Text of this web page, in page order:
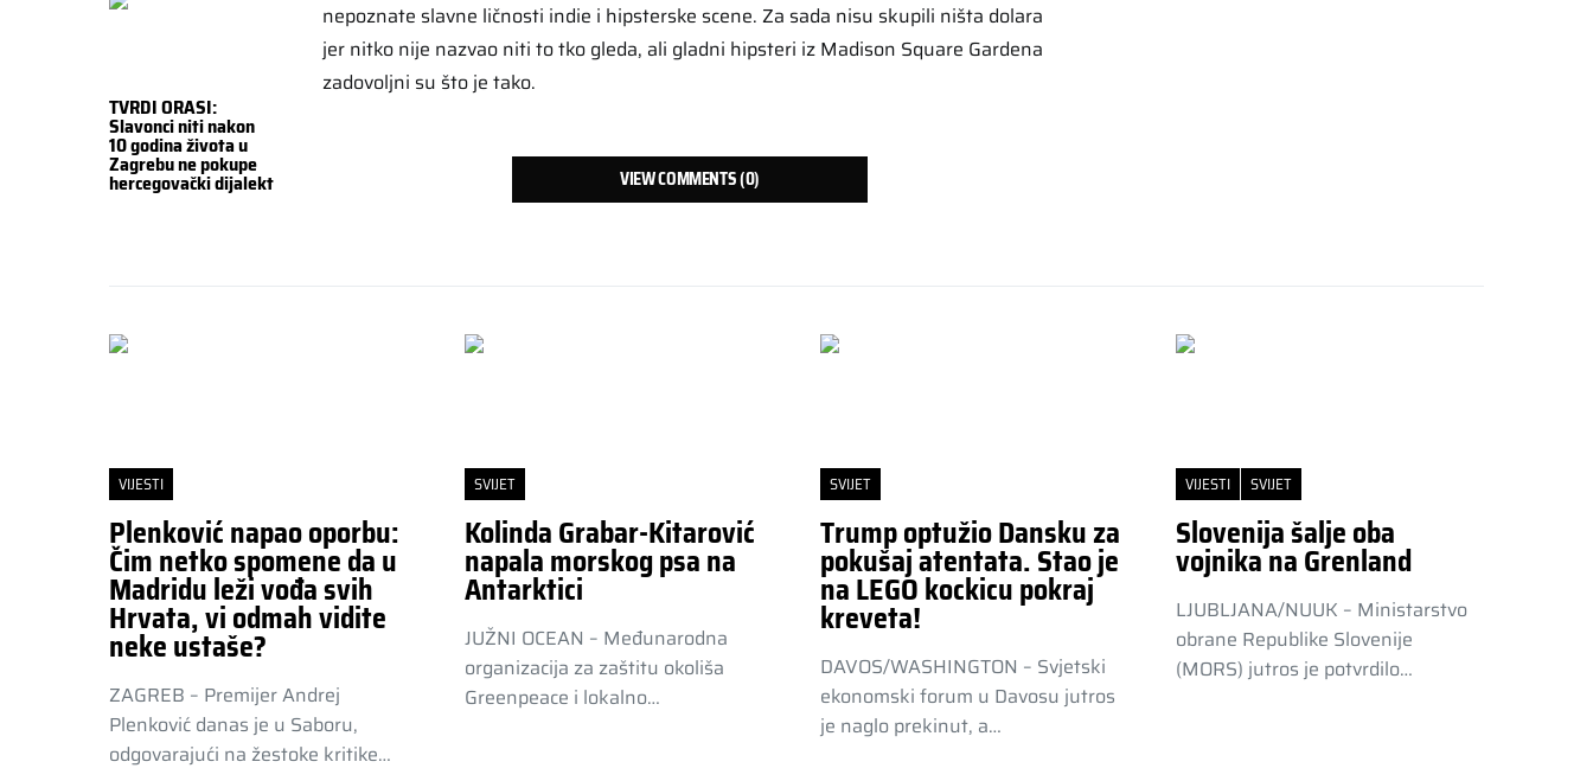
TVRDI ORASI:
Slavonci niti nakon
10 godina života u
Zagrebu ne pokupe
hercegovački dijalekt
nepoznate slavne ličnosti indie i hipsterske scene. Za sada nisu skupili ništa dolara
jer nitko nije nazvao niti to tko gleda, ali gladni hipsteri iz Madison Square Gardena
zadovoljni su što je tako.
VIEW COMMENTS (0)
VIJESTI
Plenković napao oporbu:
Čim netko spomene da u
Madridu leži vođa svih
Hrvata, vi odmah vidite
neke ustaše?
ZAGREB – Premijer Andrej
Plenković danas je u Saboru,
odgovarajući na žestoke kritike…
SVIJET
Kolinda Grabar-Kitarović
napala morskog psa na
Antarktici
JUŽNI OCEAN – Međunarodna
organizacija za zaštitu okoliša
Greenpeace i lokalno…
SVIJET
Trump optužio Dansku za
pokušaj atentata. Stao je
na LEGO kockicu pokraj
kreveta!
DAVOS/WASHINGTON – Svjetski
ekonomski forum u Davosu jutros
je naglo prekinut, a…
VIJESTI SVIJET
Slovenija šalje oba
vojnika na Grenland
LJUBLJANA/NUUK – Ministarstvo
obrane Republike Slovenije
(MORS) jutros je potvrdilo…